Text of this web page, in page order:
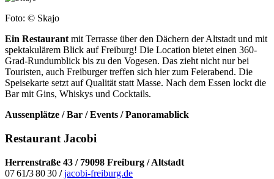
Foto: © Skajo
Ein Restaurant mit Terrasse über den Dächern der Altstadt und mit
spektakulärem Blick auf Freiburg! Die Location bietet einen 360-
Grad-Rundumblick bis zu den Vogesen. Das zieht nicht nur bei
Touristen, auch Freiburger treffen sich hier zum Feierabend. Die
Speisekarte setzt auf Qualität statt Masse. Nach dem Essen lockt die
Bar mit Gins, Whiskys und Cocktails.
Aussenplätze / Bar / Events / Panoramablick
Restaurant Jacobi
Herrenstraße 43 / 79098 Freiburg / Altstadt
07 61/3 80 30 / jacobi-freiburg.de